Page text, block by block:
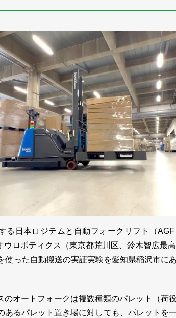
日本ロジテムと自動フォークリフト（
ウロボティクス（東京都荒川区、鈴木智広最
使った自動搬送の実証実験を愛知県稲沢市に
オートフォークは複数種類のパレット（荷
あるパレット置き場に対しても、パレットを